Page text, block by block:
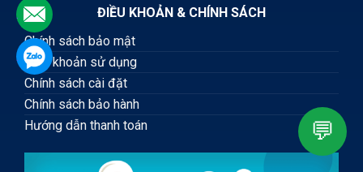
ĐIỀU KHOẢN & CHÍNH SÁCH
Chính sách bảo mật
Điều khoản sử dụng
Chính sách cài đặt
Chính sách bảo hành
Hướng dẫn thanh toán
.
.
💬